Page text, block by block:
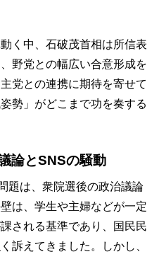
く中、石破茂首相は所信表
野党との幅広い合意形成を
党との連携に期待を寄せて
勢」がどこまで功を奏する
論とSNSの騒動
題は、衆院選後の政治議論
は、学生や主婦などが一定
される基準であり、国民民
訴えてきました。しかし、